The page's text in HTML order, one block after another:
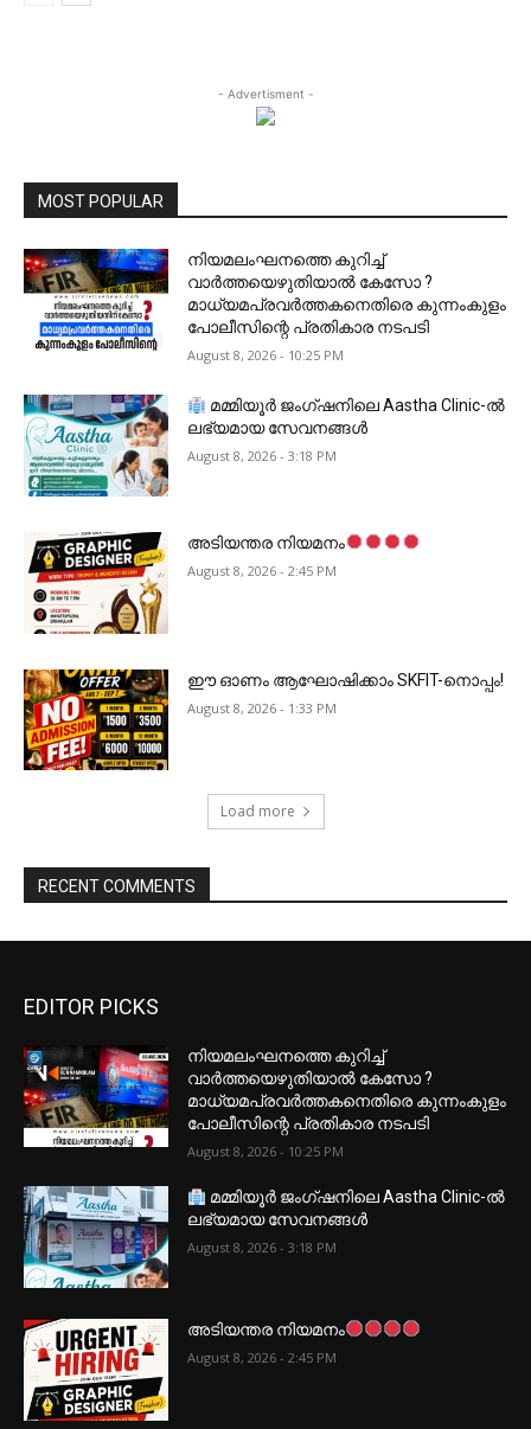
- Advertisment -
MOST POPULAR
നിയമലംഘനത്തെ കുറിച്ച്
വാർത്തയെഴുതിയാൽ കേസോ ?
മാധ്യമപ്രവർത്തകനെതിരെ കുന്നംകുളം
പോലീസിന്റെ പ്രതികാര നടപടി
August 8, 2026 - 10:25 PM
മമ്മിയൂർ ജംഗ്ഷനിലെ Aastha Clinic-ൽ
ലഭ്യമായ സേവനങ്ങൾ
August 8, 2026 - 3:18 PM
അടിയന്തര നിയമനം
August 8, 2026 - 2:45 PM
ഈ ഓണം ആഘോഷിക്കാം SKFIT-നൊപ്പം!
August 8, 2026 - 1:33 PM
Load more
RECENT COMMENTS
EDITOR PICKS
നിയമലംഘനത്തെ കുറിച്ച്
വാർത്തയെഴുതിയാൽ കേസോ ?
മാധ്യമപ്രവർത്തകനെതിരെ കുന്നംകുളം
പോലീസിന്റെ പ്രതികാര നടപടി
August 8, 2026 - 10:25 PM
മമ്മിയൂർ ജംഗ്ഷനിലെ Aastha Clinic-ൽ
ലഭ്യമായ സേവനങ്ങൾ
August 8, 2026 - 3:18 PM
അടിയന്തര നിയമനം
August 8, 2026 - 2:45 PM